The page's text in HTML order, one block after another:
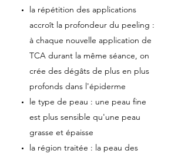
la répétition des applications
accroît la profondeur du peeling :
à chaque nouvelle application de
TCA durant la même séance, on
crée des dégâts de plus en plus
profonds dans l'épiderme
le type de peau : une peau fine
est plus sensible qu'une peau
grasse et épaisse
la région traitée : la peau des